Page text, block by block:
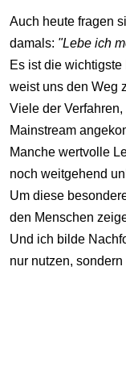
Auch heute fragen
damals: "Lebe ich
Es ist die
weist uns den Weg
Viele der
Mainstream
Manche wertvolle
noch weitgehend
Um diese
den Menschen
Und ich bilde
nur nutzen,